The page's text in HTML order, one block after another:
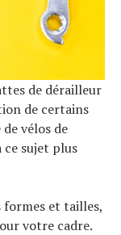
de dérailleur
de certains
vélos de
ce sujet plus
et tailles,
votre cadre.